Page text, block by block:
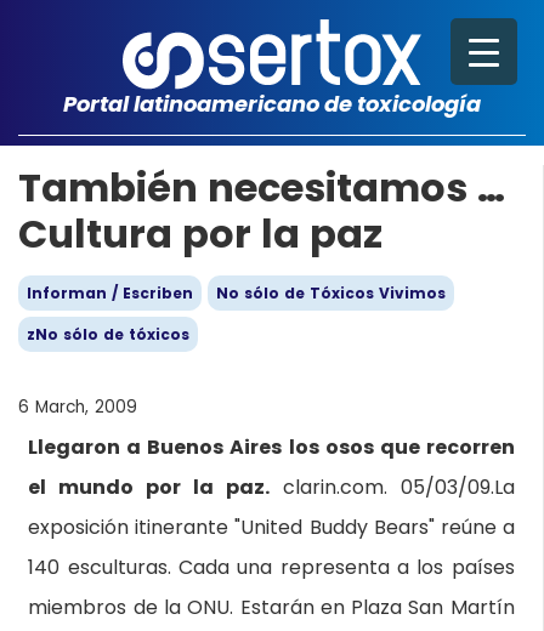
Portal latinoamericano de toxicología
También necesitamos …
Cultura por la paz
Informan / Escriben
No sólo de Tóxicos Vivimos
zNo sólo de tóxicos
6 March, 2009
Llegaron a Buenos Aires los osos que recorren
el mundo por la paz.clarin.com. 05/03/09.La
exposición itinerante "United Buddy Bears" reúne a
140 esculturas. Cada una representa a los países
miembros de la ONU. Estarán en Plaza San Martín